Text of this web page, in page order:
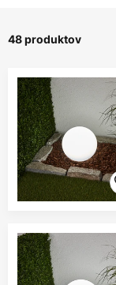
48 produktov